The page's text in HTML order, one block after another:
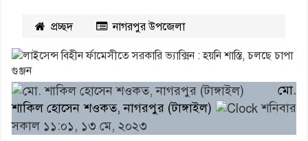
প্রচ্ছদ নাগরপুর উপজেলা
মো.
শাকিল হোসেন শওকত, নাগরপুর (টাঙ্গাইল)
শনিবার
সকাল ১১:০১, ১৩ মে, ২০২৩